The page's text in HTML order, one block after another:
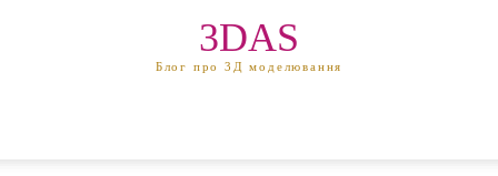
3DAS
Блог про 3Д моделювання